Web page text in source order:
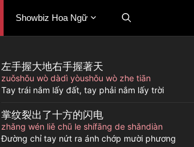
Showbiz Hoa Ngữ
左手握大地右手握著天
zuǒshǒu wò dàdì yòushǒu wò zhe tiān
Tay trái nắm lấy đất, tay phải nắm lấy trời
掌纹裂出了十方的闪电
zhǎng wén liě chū le shífāng de shǎndiàn
Đường chỉ tay nứt ra ánh chớp mười phương